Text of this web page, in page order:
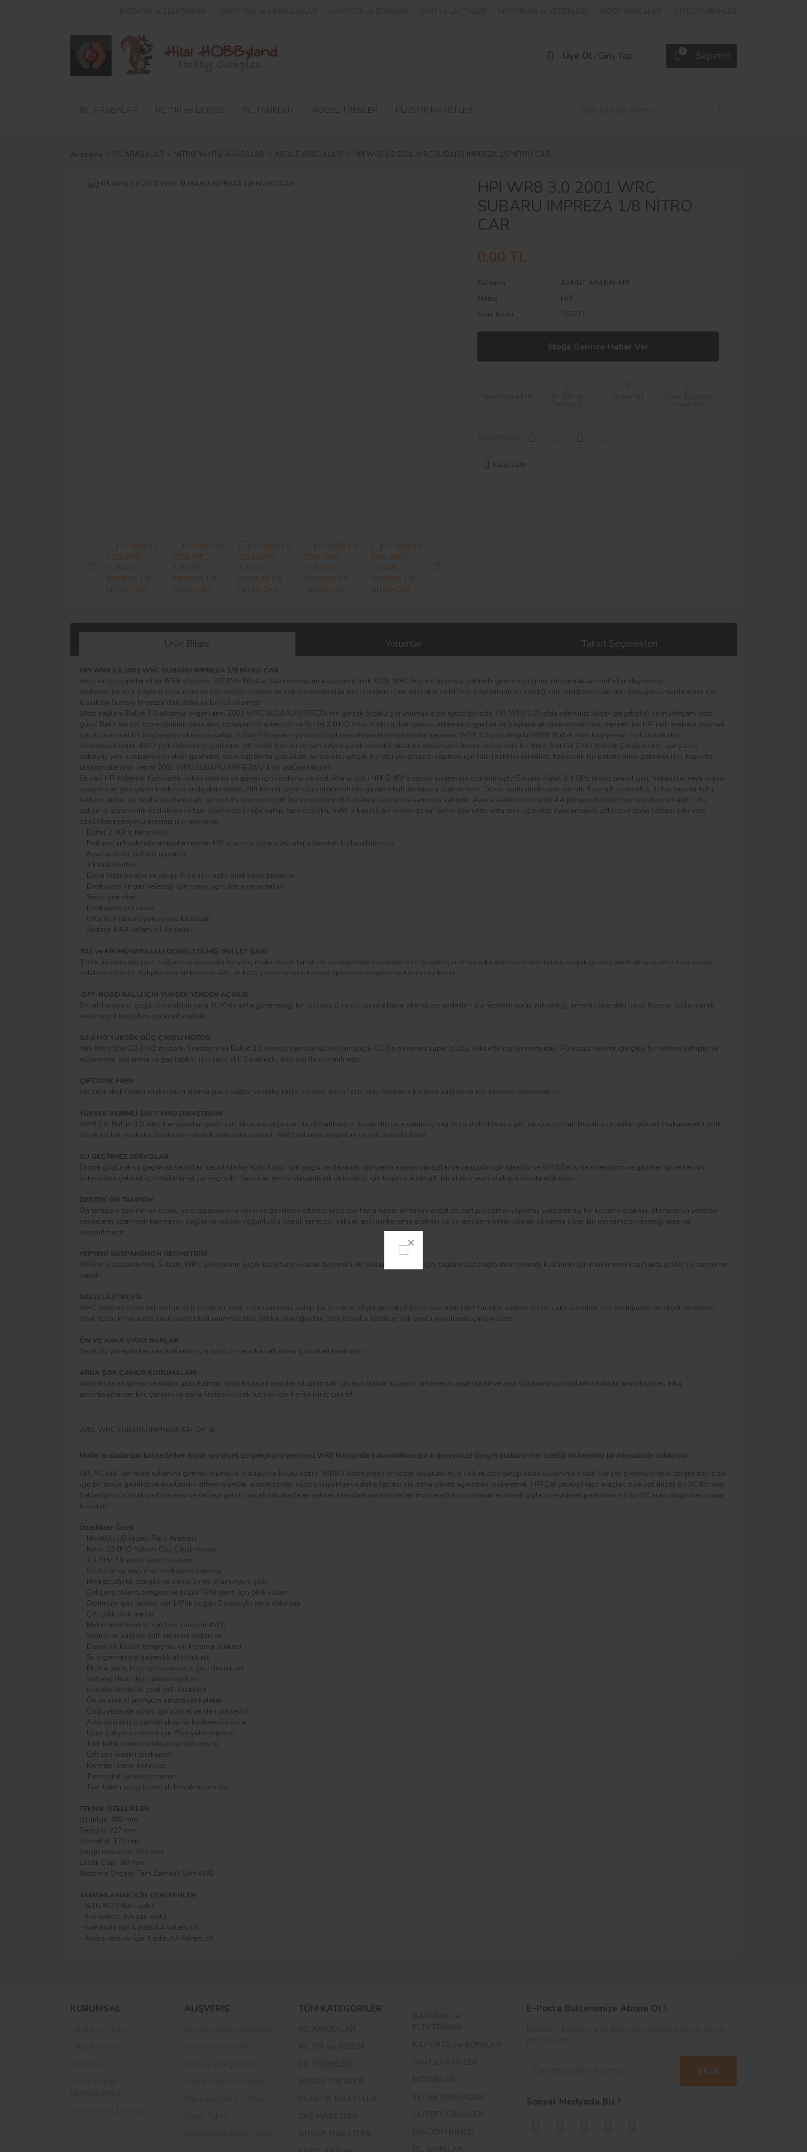
Üye Ol / Giriş Yap 0 Sepetim
RC ARABALAR RC TIR ve DORSE RC TANKLAR MODEL TRENLER PLASTİK MAKETLER
Anasayfa RC ARABALAR NİTRO YAKITLI ARABALAR ASFALT ARABALARI HPI WR8 3.0 2001 WRC SUBARU IMPREZA 1/8 NİTRO CAR
HPI WR8 3.0 2001 WRC
SUBARU IMPREZA 1/8 NİTRO
CAR
0,00 TL
Kategori
ASFALT ARABALARI
Marka
HPI
Ürün Kodu
160211
Stoğa Gelince Haber Ver
Karşılaştır
Ürün Bilgisi Yorumlar Taksit Seçenekleri
HPI WR8 3.0 2001 WRC SUBARU IMPREZA 1/8 NİTRO CAR
Her zaman popüler olan WR8 ailesinin, 2001'de Pilotlar Şampiyonasını kazanan klasik 2001 WRC Subaru Impreza şeklinde geri döndüğünü duyurmaktan mutluluk duyuyoruz!
Herhangi bir ralli hayranı, ünlü mavi ve sarı rengin sporda en çok tanınanlardan biri olduğunu fark edecektir ve HPI'nin hayranların en sevdiği ralli platformunun geri dönüşünü müjdelemek için
klasik bir Subaru Impreza'dan daha iyi bir yol olamaz!
Ultra sağlam Bullet 3.0 aktarma organlarını 2001 WRC SUBARU IMPREZA'nın gerçek ölçekli görünümüyle birleştirdiğinizde, HPI WR8 3.0'ı elde edersiniz: ölçek gerçekçiliği ve muhteşem nitro
gücü! Ralli, bir yol otomobilinin sınırlarını zorlayan nihai testidir ve Bullet 3.0 HO nitro motorlu kamyonun aktarma organları ile başlayarak tasarımcılarımız, yepyeni bir HPI ralli arabası yapmak
için mükemmel bir başlangıç ​​noktasına sahip oldular! Süspansiyon ve dingil mesafesinde iyileştirmeler yaparak, WR8 3.0 şasi doğdu! WR8, Bullet nitro kamyonun zorlu konik dişli
diferansiyellerini, 4WD şaft aktarma organlarını, çift diskli frenleri ve tam bilyeli yatak destekli aktarma organlarını korur, ancak yeni bir Nitro Star G3.0 HO Yüksek Çıkışlı motor, yarış tarzı
debriyaj, yeni süspansiyon ekler geometri, kalın sallanma çubukları, ayrıca onu gerçek bir ralli yarışmacısı yapmak için ralli lastikler eklediler. Kapsamlı bir paket haline getirmek için, kaporta
tasarımcılarımız resmi 2001 WRC SUBARU IMPREZA'yı kitin üstüne taktılar.
En yeni HPI kitlerinin tümü artık üstün kontrol ve güven için konforlu ve özelliklerle dolu HPI 2.4GHz radyo sistemiyle donatılmıştır! En yeni dijital 2,4 GHz radyo teknolojisi, frekanslar veya radyo
çakışmaları gibi şeyler hakkında endişelenmeden. HPI kitinizi diğer sürücülerle birlikte güvenle kullanmanıza olanak tanır. Telsiz, açılır direksiyon simidi, 3 kanallı işlevsellik, kolay taşıma kolu,
katlanır anten, uç nokta ayarlamaları, servo ters çevirme ve çift hız yönlendirmeli tabanca kabzası tasarımına sahiptir. Ayrıca sadece dört adet AA pil gerektirdiğinden son derece hafiftir. Bu,
gelişmiş ergonomik özelliklere ve tam ayarlanabilirliğe sahip, tam özellikli, hafif, 3 kanallı bir kumandadır. Servo geri vites, orta trim, uç nokta ayarlamaları, çift hız ve daha fazlası gibi özel
özelliklerle radyoyu aracınız için ayarlayın.
Dijital 2.4GHz teknolojisi
Frekanslar hakkında endişelenmeden HPI aracınızı diğer sürücülerle beraber kullanabilirsiniz
Ayarlanabilir yerleşik güvenlik
3 kanal kontrol
Daha fazla konfor ve yarışçı hissi için açılır direksiyon tasarımı
Direksiyon ve gaz kelebeği için servo uç nokta ayarlamaları
Servo geri vites
Direksiyon çift oranı
Orta trim (direksiyon ve gaz kelebeği)
Sadece 4 AA kalem pil ile çalışır
TOZ ve KİR MUHAFAZALI GENİŞLETİLMİŞ BULLET ŞASİ
3 mm alüminyum şasi, sağlam ve dayanıklı bir yarış makinesinin temelidir ve engellerin üzerinden sıfır girişim için ön ve arka kompozit desteklere, soğuk gümüş anotlama ve altta havşa başlı
vidalara sahiptir. Kalıplanmış kir koruyucular, en kötü çamur ve kirin kasaya girmesini engeller ve kasayı da korur.
OFF-ROAD RALLİ İÇİN YÜKSEK YERDEN AÇIKLIK
Bir ralli arabası, çoğu otomobilin veya SUV'nin asla göremediği bir dizi koşul ve yol türüyle başa çıkmak zorundadır - bu nedenle sürüş yüksekliği, amortisörlerdeki basit klipsler kullanılarak
arazi ve yol koşulları için ayarlanabilir.
G3.0 HO YÜKSEK GÜÇ ÇIKIŞLI MOTOR
Yeni Nitro Star G3.0 HO motoru, Firestorm ve Bullet 3.0 kamyonlarında kullanılan güçlü G3.0'a dayanan süper güçlü, yükseltilmiş bir motordur. Pürüzsüz rölanti için çelik bir volana sahiptir ve
mükemmel hızlanma ve gaz tepkisi için yarış stili 2 pabuçlu debriyaj ile donatılmıştır.
ÇİFT DİSK FREN
İkiz çelik disk frenler maksimum durma gücü sağlar ve daha fazla ön veya daha fazla arka frenleme hareketi sağlamak için kolayca ayarlanabilir.
YÜKSEK VERİMLİ ŞAFT 4WD DRIVETRAIN
WR8 3.0, Bullet 3.0 nitro kamyondan çıkan şaft aktarma organları ile donatılmıştır. Konik dişlilere sahip üç yağ dolu dişli diferansiyel, kauçuk contalı bilyalı rulmanlar, yüksek mukavemetli çelik
tahrik milleri ve akslar tarafından desteklenen tam zamanlı 4WD aktarma organları ve çok daha fazlası!
SU GEÇİRMEZ SERVOLAR
Ekstra güçlü ve su geçirmez servolar, kesinlikle her türlü koşul için güçlü ve dayanıklı bir servo arayan yarışçılar ve yarışçılar için idealdir ve WR8 Rally'de direksiyon ve gaz/fren görevlerinin
üstesinden gelmek için mükemmel bir seçimdir. Servolar, ekstra dayanıklılık ve kontrol için turuncu eloksallı bir alüminyum plakaya monte edilmiştir.
DESTEK ÖN TAMPON
Ön tampon, şasinin ön ucunu ve süspansiyonu korur ve gövdenin atlamalarda çok fazla hasar almasını engeller. Sert plastikten yapılmış yükseltilmiş bir koruma plakası, otomobilin yoldaki
nesnelerin üzerinden kaymasını sağlar ve yüksek yoğunluklu köpük tampon, yüksek açılı bir koruma plakası ile ön gövde montajı olarak iki katına çıkan bir üst tampon desteği arasına
sıkıştırılmıştır.
YEPYENİ SÜSPANSİYON GEOMETRİSİ
WR8'in süspansiyonu, Subaru WRC gövdesinin ölçek boyutuna uyacak dayanıklı alt kollar, basit ayar için sağlam üst bağlantılar ve arazi kullanımı için mükemmel uzunlukta şoklar ile tamamen
yenidir.
RALLİ LASTİKLERİ
WRC yarışmasında kullanılan ralli lastikleri; özel sırt tasarımına sahip bu lastikler, ölçek gerçekçiliğinde son noktadır! Kurallar sadece bir tip çakıl lastiğine izin verdiğinden ve ölçek versiyonu
çakıl, tozlu kir ve hatta sınırlı asfalt kullanımında bile harika çalıştığından, tam boyutlu lastikler çok çeşitli koşullarda çalışmalıdır.
ÖN VE ARKA SWAY BARLAR
Her türlü yüzeyde hassas kullanım için kalın ön ve arka sallanma çubukları takılmıştır.
ARKA ŞOK ÇAMUR KORUMALARI
Amortisörleri çamur ve kirden uzak tutmak, amortisörleri yeniden oluşturmak için aşırı bakım süresini önlemenin anahtarıdır ve arka süspansiyon kollarına takılan amortisörler, arka
amortisörlerden kiri, çamuru ve daha fazlasını uzak tutmak için harika bir iş çıkarır!
2001 WRC SUBARU IMPREZA KAPORTA
Model arabalardan bahsederken hiçbir şey ölçek gerçekçiliğini yenemez WR8 Rallisi'nde kullanmaktan gurur duyuyoruz! Gerçek arabanın her özelliği mükemmel bir minyatürde bulunuyor.
HPI, RC ralli off-road eylemine girmeyi mümkün olduğunca kolaylaştırır. WR8 3.0 tamamen önceden oluşturulmuş ve kutudan çıktığı anda kullanıma hazır! Her şey profesyoneller tarafından sizin
için bir araya getirildi ve ayarlandı - diferansiyeller, amortisörler, süspansiyonlar ve daha fazlası siz daha paketi açmadan mükemmel. HPI Çalışmaya Hazır araçlar, size üst düzey bir RC kitinden
beklediğiniz yüksek performansı ve kaliteyi getirir, ancak fabrikada en yüksek standartlarda önceden monte edilmiş olmanın ek rahatlığıyla size yüksek performanslı bir RC aracı doğrudan sunar
kutudan!
Özellikler Özeti
Montajlı 1/8 ölçekli Ralli Arabası
Nitro G3.0HO Yüksek Güç Çıkışlı motor
2,4 GHz 3 kanallı radyo sistemi
Güçlü ve su geçirmez direksiyon servosu
Merkezi ağırlık dengesine sahip 3 mm alüminyum şasi
Gelişmiş rölanti dengesi ve düşük RPM yanıtı için çelik volan
Optimum gaz tepkisi için 1/8'lik buggy 2 pabuçlu yarış debriyajı
Çift çelik disk frenler
Mükemmel kontrol için tam zamanlı 4WD
Verimli ve sağlam şaft aktarma organları
Dayanıklı köpük tamponlu ön koruma plakası
Su sıçramasına dayanıklı alıcı kutusu
Ekstra sürüş hissi için kompozit şasi destekleri
Sert yağ dolu dişli diferansiyelleri
Gerçekçi Michelin çakıl ralli lastikleri
Ön ve arka alüminyum amortisör kuleleri
Çoğu yüzeyde sürüş için yüksek yerden yükseklik
Arka şoklar için çamurluklar kir birikmesini önler
Uzun çalışma süreleri için 75cc yakıt deposu
Tüm kritik bakım noktalarına hızlı erişim
Çift çan kranklı direksiyon
Kam tipi servo koruyucu
Tüm soket kafası donanımı
Tam takım kauçuk contalı bilyalı rulmanlar
TEKNİK ÖZELLİKLER:
Uzunluk: 485 mm
Genişlik: 227 mm
Yükseklik: 172 mm
Dingil mesafesi: 300 mm
Lastik Çapı: 80 mm
Aktarma Organı: Tam Zamanlı Şaft 4WD
TAMAMLAMAK İÇİN GEREKENLER
- %16-%25 Nitro yakıt
- Buji ısıtıcısı (Ve şarj aleti)
- Kumanda için 4 adet AA kalem pil
- Araba receiver için 4 adet AA kalem pil
KURUMSAL ALIŞVERİŞ TÜM KATEGORİLER E-Posta Bültenimize Abone Ol !
EKLE
Sosyal Medyada Biz !